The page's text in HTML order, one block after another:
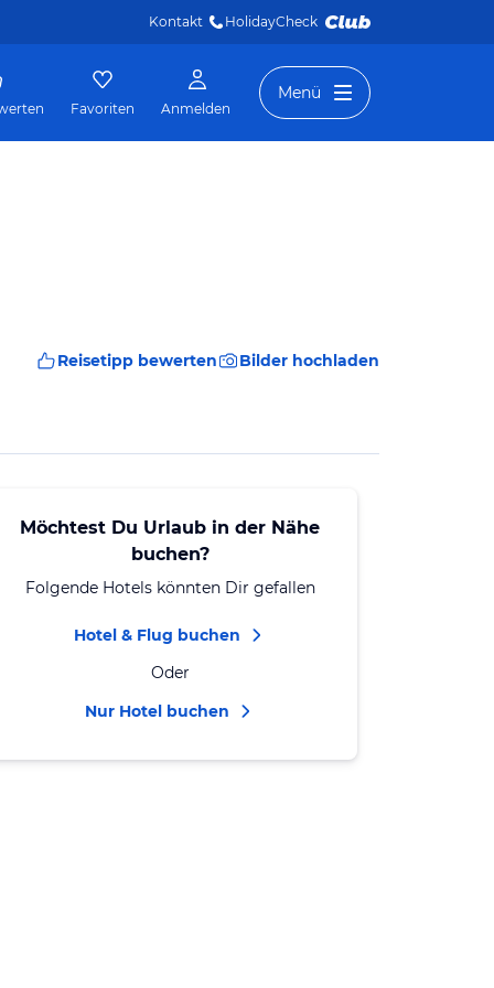
Kontakt HolidayCheck
Favoriten Anmelden
Menü
Reisetipp bewerten Bilder hochladen
Möchtest Du Urlaub in der Nähe
buchen?
Folgende Hotels könnten Dir gefallen
Hotel & Flug buchen
Oder
Nur Hotel buchen